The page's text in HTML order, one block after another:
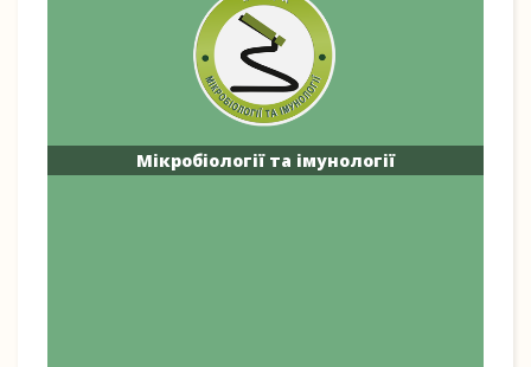
Мікробіології та імунології